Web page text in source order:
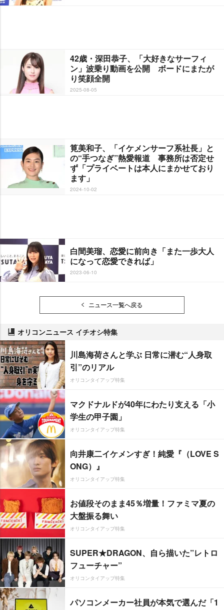
42歳・深田恭子、「大好きなサーフィ
ン」波乗り動画を公開 ボードにまたが
り笑顔全開
2025-08-05
筧美和子、「イケメンサーフ系社長」と
の“手つなぎ”熱愛報道 事務所は否定せ
ず「プライベートは本人にまかせており
ます」
2024-10-02
白間美瑠、恋愛に前向き「また一歩大人
になって恋愛できれば」
2023-06-10
ニュース一覧へ戻る
オリコンニュース イチオシ特集
川島海荷さんと学ぶ 日常に潜む“人身取
引”のリアル
オリコンタイアップ特集
マクドナルドが40年にわたり支える「小
学生の甲子園」
オリコンタイアップ特集
向井康二イケメンすぎ！純愛『（LOVE S
ONG）』
オリコンタイアップ特集
お値段そのまま45％増量！ファミマ夏の
大盤振る舞い
オリコンタイアップ特集
SUPER★DRAGON、自ら描いた”レトロ
フューチャー”
オリコンタイアップ特集
パソコンメーカー社員が本気で選んだ「1